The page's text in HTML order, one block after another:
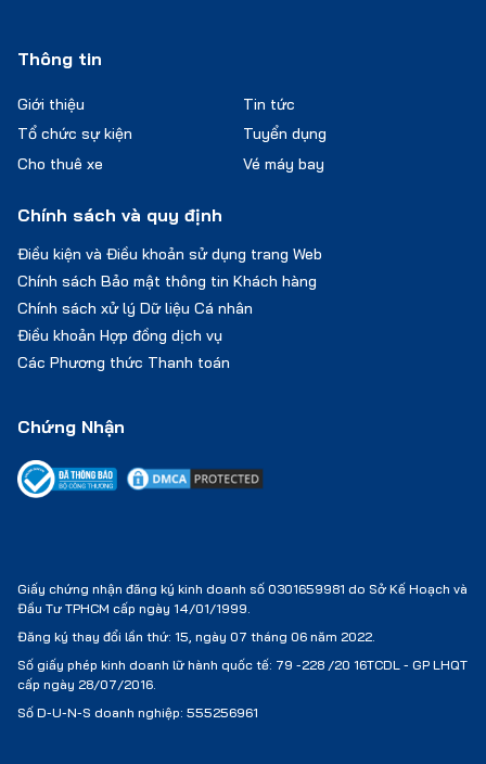
Chứng Nhận
Giấy chứng nhận đăng ký kinh doanh số 0301659981 do Sở Kế Hoạch và
Đầu Tư TPHCM cấp ngày 14/01/1999.
Đăng ký thay đổi lần thứ: 15, ngày 07 tháng 06 năm 2022.
Số giấy phép kinh doanh lữ hành quốc tế: 79 -228 /20 16TCDL - GP LHQT
cấp ngày 28/07/2016.
Số D-U-N-S doanh nghiệp: 555256961
Thông tin
Giới thiệu
Tổ chức sự kiện
Cho thuê xe
Vé máy bay
Tin tức
Tuyển dụng
Chính sách và quy định
Điều kiện và Điều khoản sử dụng trang Web
Chính sách Bảo mật thông tin Khách hàng
Chính sách xử lý Dữ liệu Cá nhân
Điều khoản Hợp đồng dịch vụ
Các Phương thức Thanh toán